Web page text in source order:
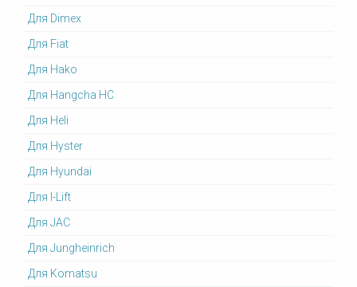
Для Dimex
Для Fiat
Для Hako
Для Hangcha HC
Для Heli
Для Hyster
Для Hyundai
Для I-Lift
Для JAC
Для Jungheinrich
Для Komatsu